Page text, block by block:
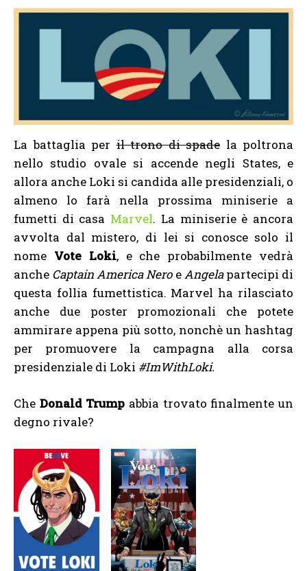
La battaglia peril trono di spade la poltrona
nello studio ovale si accende negli States, e
allora anche Loki si candida alle presidenziali, o
almeno lo farà nella prossima miniserie a
fumetti di casa Marvel. La miniserie è ancora
avvolta dal mistero, di lei si conosce solo il
nome Vote Loki, e che probabilmente vedrà
anche Captain America NeroeAngelapartecipi di
questa follia fumettistica. Marvel ha rilasciato
anche due poster promozionali che potete
ammirare appena più sotto, nonchè un hashtag
per promuovere la campagna alla corsa
presidenziale di Loki #ImWithLoki.
Che Donald Trump abbia trovato finalmente un
degno rivale?